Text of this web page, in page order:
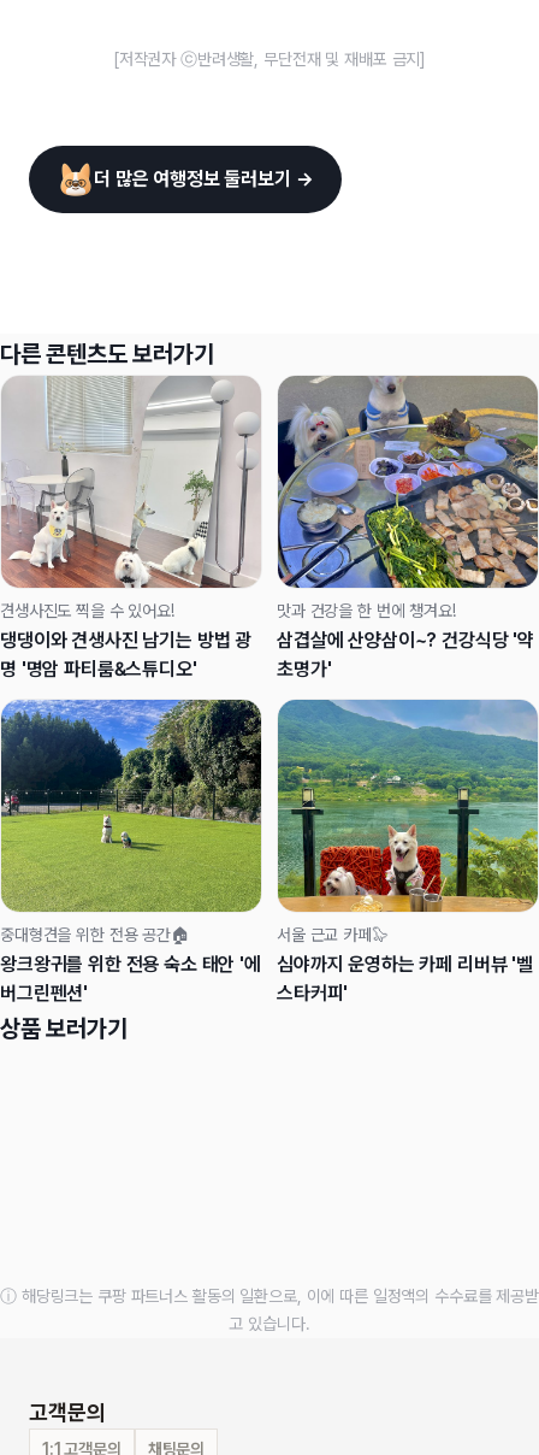
[저작권자 ⓒ반려생활, 무단전재 및 재배포 금지]
더 많은 여행정보 둘러보기 →
다른 콘텐츠도 보러가기
견생사진도 찍을 수 있어요!
댕댕이와 견생사진 남기는 방법 광
명 '명암 파티룸&스튜디오'
맛과 건강을 한 번에 챙겨요!
삼겹살에 산양삼이~? 건강식당 '약
초명가'
중대형견을 위한 전용 공간🏠
왕크왕귀를 위한 전용 숙소 태안 '에
버그린펜션'
서울 근교 카페🦭
심야까지 운영하는 카페 리버뷰 '벨
스타커피'
상품 보러가기
ⓘ 해당링크는 쿠팡 파트너스 활동의 일환으로, 이에 따른 일정액의 수수료를 제공받
고 있습니다.
고객문의
1:1 고객문의 채팅문의